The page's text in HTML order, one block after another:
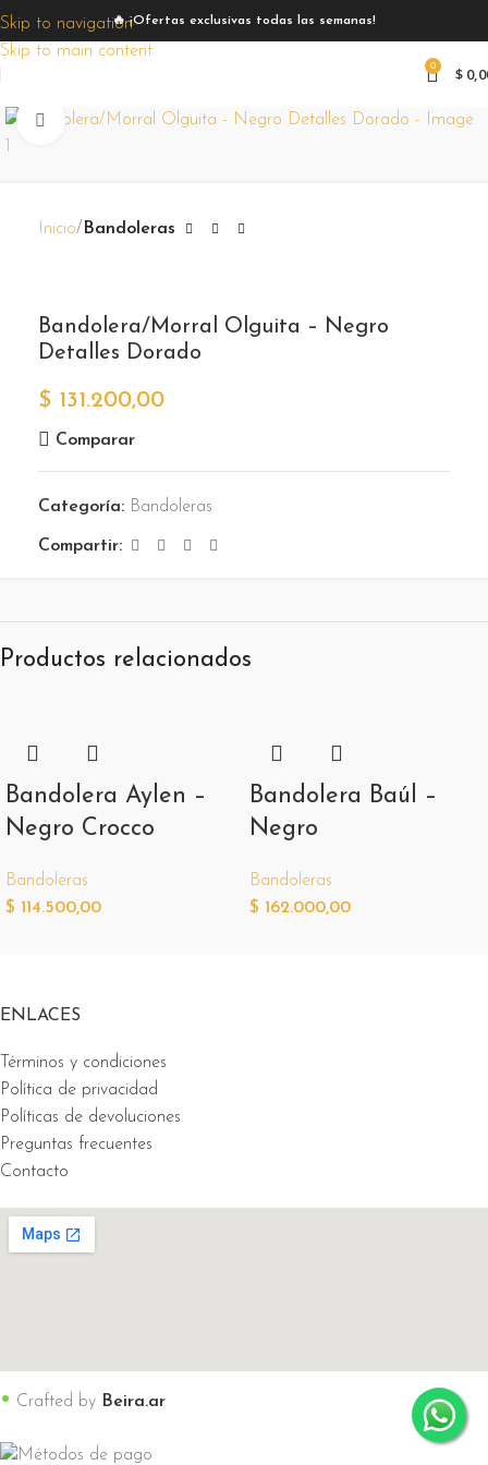
Skip to navigation
Skip to main content
🔥 ¡Ofertas exclusivas todas las semanas!
0 $
Zoom
Inicio Bandoleras
Bandolera/Morral Olguita – Negro
Detalles Dorado
$ 131.200,00
Comparar
Categoría: Bandoleras
Compartir:
Productos relacionados
Bandolera Aylen –
Negro Crocco
Bandoleras
$ 114.500,00
Bandolera Baúl –
Negro
Bandoleras
$ 162.000,00
ENLACES
Términos y condiciones
Política de privacidad
Políticas de devoluciones
Preguntas frecuentes
Contacto
• Crafted by Beira.ar